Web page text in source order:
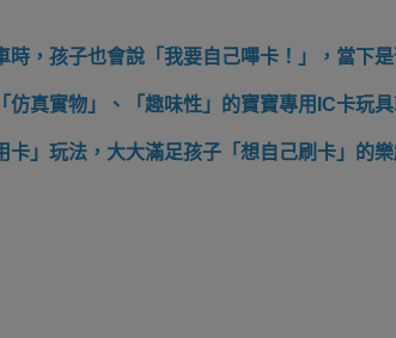
，孩子也會說「我要自己嗶卡！」，當下
真實物」、「趣味性」的寶寶專用IC卡玩具
」玩法，大大滿足孩子「想自己刷卡」的樂